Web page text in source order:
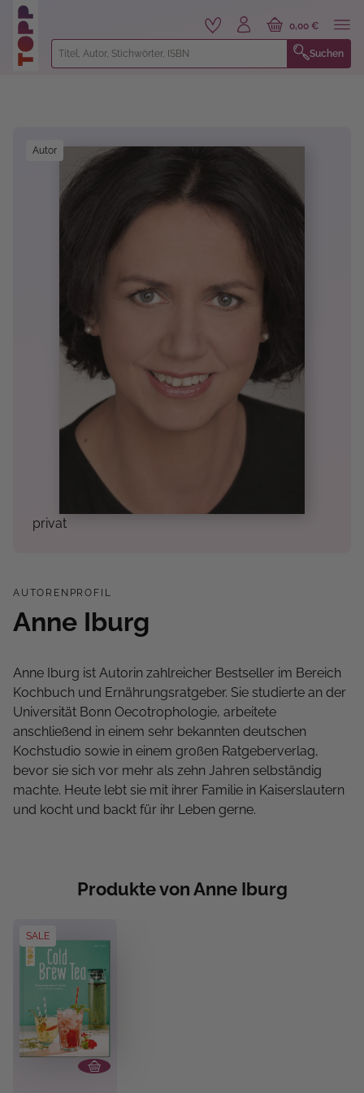
springen
Suchen
0,00 €
Autor
privat
AUTORENPROFIL
Anne Iburg
Anne Iburg ist Autorin zahlreicher Bestseller im Bereich
Kochbuch und Ernährungsratgeber. Sie studierte an der
Universität Bonn Oecotrophologie, arbeitete
anschließend in einem sehr bekannten deutschen
Kochstudio sowie in einem großen Ratgeberverlag,
bevor sie sich vor mehr als zehn Jahren selbständig
machte. Heute lebt sie mit ihrer Familie in Kaiserslautern
und kocht und backt für ihr Leben gerne.
Produkte von Anne Iburg
SALE